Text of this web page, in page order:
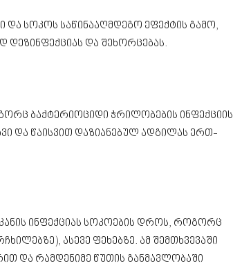
და სოკოს საწინააღმდეგო ეფექტის გამო,
დეზინფექციას და შეხორცებას.
ბაქტერიოციდი ჭრილობების ინფექციის
და წაისვით დაზიანებულ ადგილას ერთ-
ინფექციას სოკოების დროს, როგორც
ასევე ფეხებზე. ამ შემთხვევაში
და რამდენიმე წუთის განმავლობაში